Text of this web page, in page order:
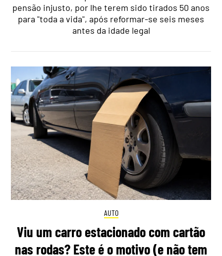
pensão injusto, por lhe terem sido tirados 50 anos
para "toda a vida", após reformar-se seis meses
antes da idade legal
AUTO
Viu um carro estacionado com cartão
nas rodas? Este é o motivo (e não tem